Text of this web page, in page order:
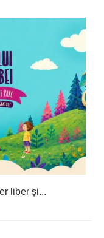
liber și...